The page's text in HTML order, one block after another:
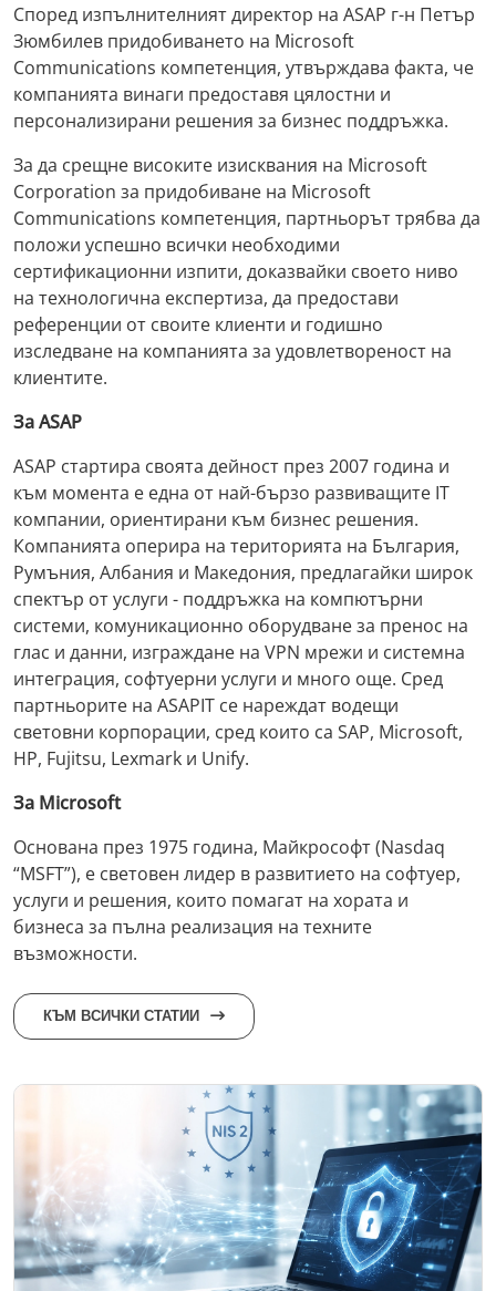
Според изпълнителният директор на ASAP г-н Петър
Зюмбилев придобиването на Microsoft
Communications компетенция, утвърждава факта, че
компанията винаги предоставя цялостни и
персонализирани решения за бизнес поддръжка.
За да срещне високите изисквания на Microsoft
Corporation за придобиване на Microsoft
Communications компетенция, партньорът трябва да
положи успешно всички необходими
сертификационни изпити, доказвайки своето ниво
на технологична експертиза, да предостави
референции от своите клиенти и годишно
изследване на компанията за удовлетвореност на
клиентите.
За ASAP
ASAP стартира своята дейност през 2007 година и
към момента е една от най-бързо развиващите IT
компании, ориентирани към бизнес решения.
Компанията оперира на територията на България,
Румъния, Албания и Македония, предлагайки широк
спектър от услуги - поддръжка на компютърни
системи, комуникационно оборудване за пренос на
глас и данни, изграждане на VPN мрежи и системна
интеграция, софтуерни услуги и много още. Сред
партньорите на ASAPIT се нареждат водещи
световни корпорации, сред които са SAP, Microsoft,
HP, Fujitsu, Lexmark и Unify.
За Microsoft
Основана през 1975 година, Майкрософт (Nasdaq
“MSFT”), е световен лидер в развитието на софтуер,
услуги и решения, които помагат на хората и
бизнеса за пълна реализация на техните
възможности.
КЪМ ВСИЧКИ СТАТИИ